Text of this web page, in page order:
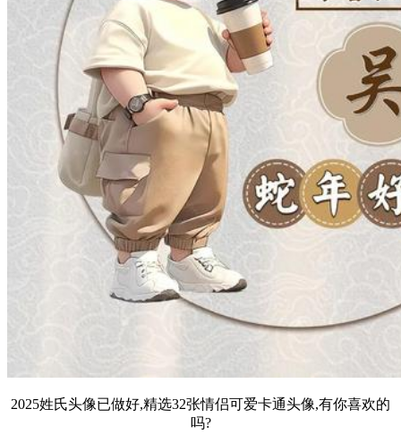
2025姓氏头像已做好,精选32张情侣可爱卡通头像,有你喜欢的
吗?